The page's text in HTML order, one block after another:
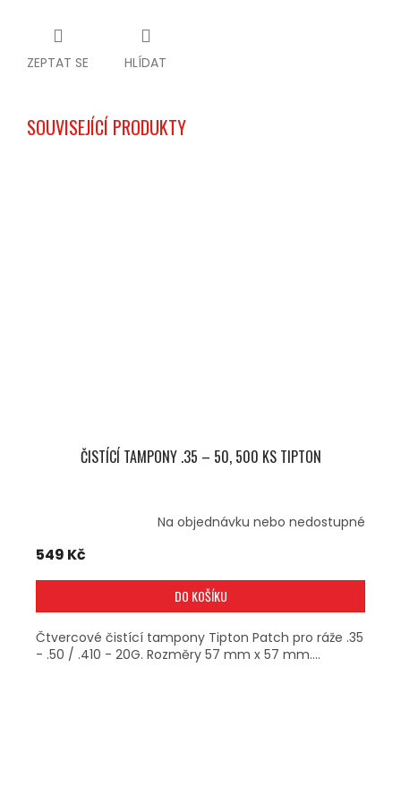
ZEPTAT SE HLÍDAT
SOUVISEJÍCÍ PRODUKTY
ČISTÍCÍ TAMPONY .35 – 50, 500 KS TIPTON
Na objednávku nebo nedostupné
549 Kč
DO KOŠÍKU
Čtvercové čistící tampony Tipton Patch pro ráže .35
- .50 / .410 - 20G. Rozměry 57 mm x 57 mm....